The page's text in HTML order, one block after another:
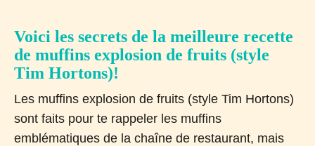
Voici les secrets de la meilleure recette
de muffins explosion de fruits (style
Tim Hortons)!
Les muffins explosion de fruits (style Tim Hortons)
sont faits pour te rappeler les muffins
emblématiques de la chaîne de restaurant, mais